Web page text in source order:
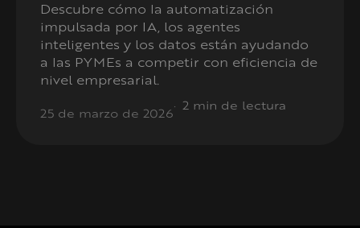
Descubre cómo la automatización
impulsada por IA, los agentes
inteligentes y los datos están ayudando
a las PYMEs a competir con eficiencia de
nivel empresarial.
25 de marzo de 2026
2 min de lectura